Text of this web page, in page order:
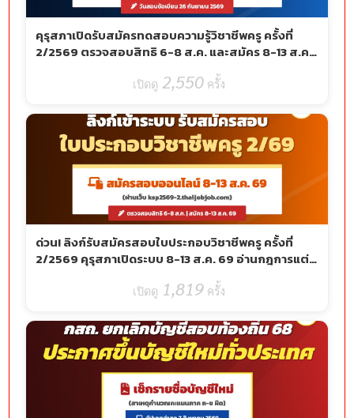
คุรุสภาเปิดรับสมัครทดสอบความรู้วิชาชีพครู ครั้งที่
2/2569 ตรวจสอบสิทธิ 6-8 ส.ค. และสมัคร 8-13 ส.ค.
2,550 ครั้ง
ด่วน! ลิงก์รับสมัครสอบใบประกอบวิชาชีพครู ครั้งที่
2/2569 คุรุสภาเปิดระบบ 8-13 ส.ค. 69 อ่านกฎการแต่ง
1,819 ครั้ง